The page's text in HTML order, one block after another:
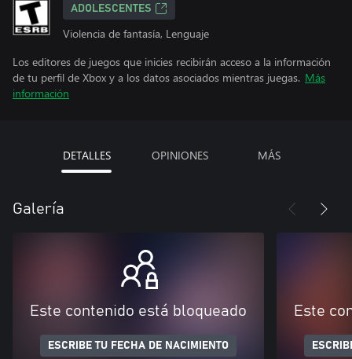
ADOLESCENTES
Violencia de fantasía, Lenguaje
Los editores de juegos que inicies recibirán acceso a la información
de tu perfil de Xbox y a los datos asociados mientras juegas. Más
información
DETALLES OPINIONES MÁS
Galería
Este contenido está bloqueado
ESCRIBE TU FECHA DE NACIMIENTO
Este